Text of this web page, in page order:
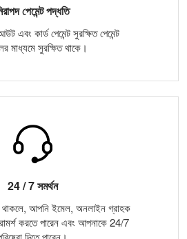
পেমেন্ট পদ্ধতি
কার্ড পেমেন্ট সুরক্ষিত পেমেন্ট
মাধ্যমে সুরক্ষিত থাকে।
24 / 7 সমর্থন
আপনি ইমেল, অনলাইন গ্রাহক
করতে পারেন এবং আপনাকে 24/7